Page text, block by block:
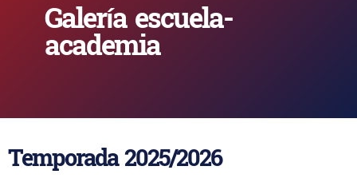
Galería escuela-
academia
Temporada 2025/2026